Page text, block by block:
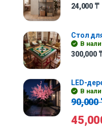
24,000 ₸
Стол
В
300,000
LED-
В
90,000